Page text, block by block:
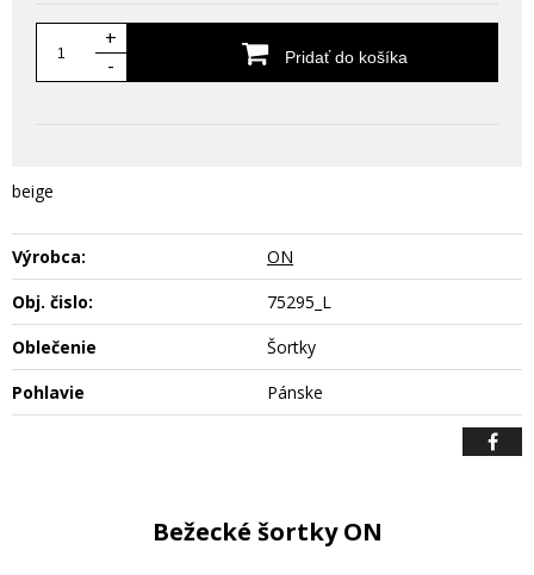
+
-
Pridať do košíka
beige
Výrobca:
ON
Obj. čislo:
75295_L
Oblečenie
Šortky
Pohlavie
Pánske
Bežecké šortky ON